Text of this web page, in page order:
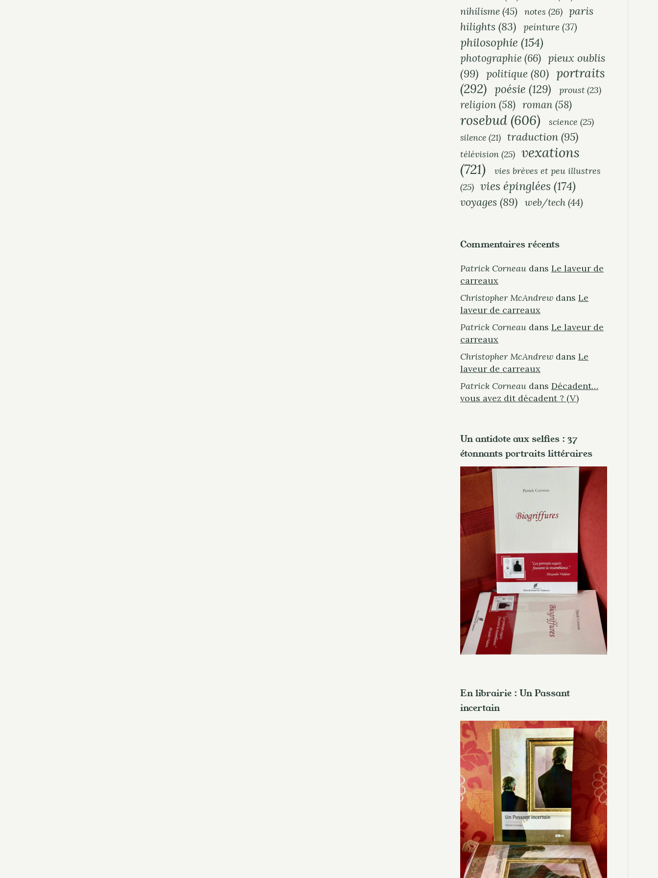
nihilisme (45) notes (26) paris
hilights (83) peinture(37)
philosophie (154)
photographie (66) pieux oublis
(99) politique (80) portraits
(292) poésie (129) proust(23)
religion (58) roman (58)
rosebud (606) science (25)
silence (21) traduction(95)
télévision (25) vexations
(721)
vies brèves et peu illustres
(25) vies épinglées (174)
voyages (89) web/tech(44)
Commentaires récents
Patrick Corneau dans Le laveur de
carreaux
Christopher McAndrew dans Le
laveur de carreaux
Patrick Corneau dans Le laveur de
carreaux
Christopher McAndrew dans Le
laveur de carreaux
Patrick Corneau dans Décadent…
vous avez dit décadent ? (V)
Un antidote aux selfies : 37
étonnants portraits littéraires
En librairie : Un Passant
incertain